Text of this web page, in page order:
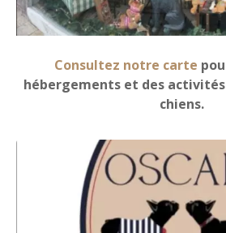
Consultez notre carte
hébergements et des
chiens.